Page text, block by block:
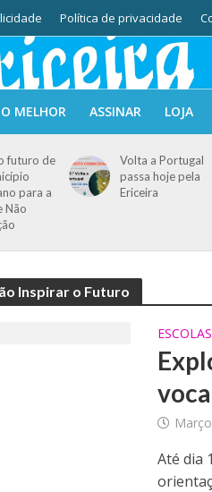
Política de privacidade
O MELHOR ASSINAR LOJA
futuro de
para a
Não
Volta a Portugal
passa hoje pela
Ericeira
Inspirar o Futuro
ESCOLAS
Até dia